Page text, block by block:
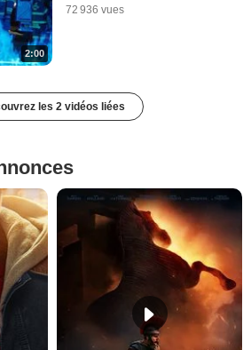
2:00
72 936 vues
les 2 vidéos liées